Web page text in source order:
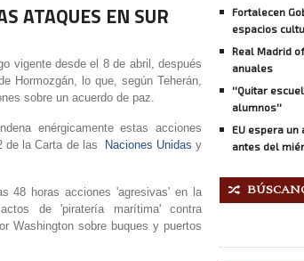
ATAQUES EN SUR
vigente desde el 8 de abril, después
Hormozgán, lo que, según Teherán,
sobre un acuerdo de paz.
enérgicamente estas acciones
de la Carta de las
Naciones Unidas y
48 horas acciones 'agresivas' en la
de 'piratería marítima' contra
Washington sobre buques y puertos
Fortalecen
espacios
Real Madrid
anuales
''Quitar
alumnos''
EU espera un
antes del
🔀